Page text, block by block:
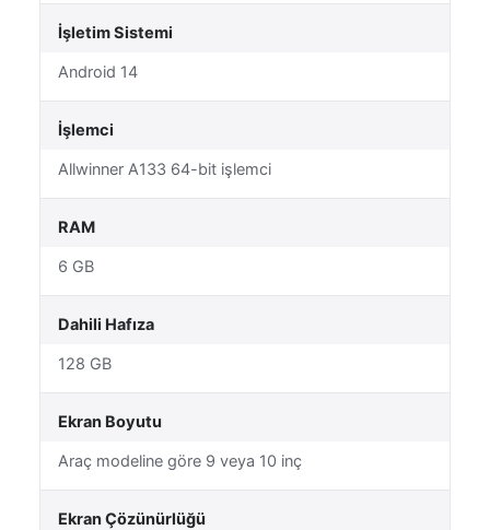
İşletim Sistemi
Android 14
İşlemci
Allwinner A133 64-bit işlemci
RAM
6 GB
Dahili Hafıza
128 GB
Ekran Boyutu
Araç modeline göre 9 veya 10 inç
Ekran Çözünürlüğü